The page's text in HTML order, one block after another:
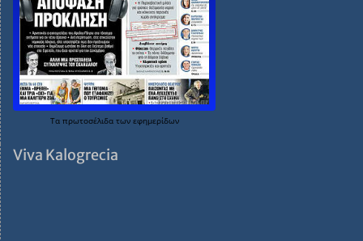
Τα πρωτοσέλιδα των εφημερίδων
Viva Kalogrecia